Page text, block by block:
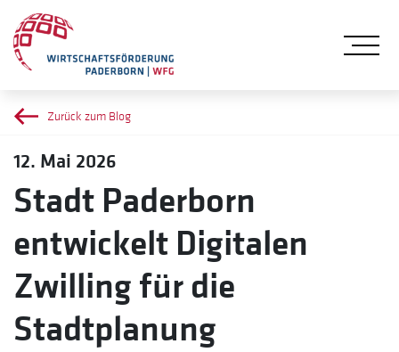
Zurück zum Blog
12. Mai 2026
Stadt Paderborn
entwickelt Digitalen
Zwilling für die
Stadtplanung